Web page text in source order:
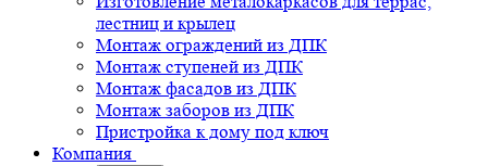
лестниц и крылец
Монтаж ограждений из ДПК
Монтаж ступеней из ДПК
Монтаж фасадов из ДПК
Монтаж заборов из ДПК
Пристройка к дому под ключ
Компания